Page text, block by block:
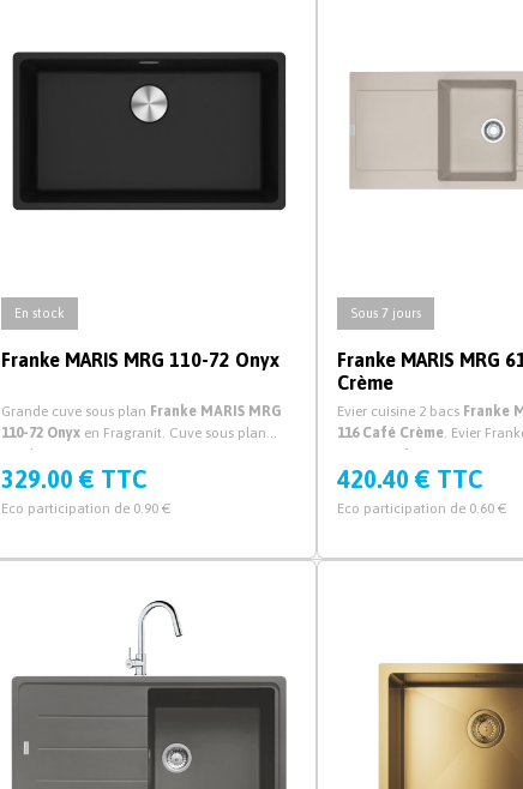
En stock
Franke MARIS MRG 110-72 Onyx
Grande cuve sous plan Franke MARIS MRG
110-72 Onyx en Fragranit. Cuve sous plan
Franke MARIS MRG 110-72 Onyx pour cuisine
avec vidage manuel ou automatique.
329.00 € TTC
Eco participation de 0.90 €
Sous 7 jours
Franke MARIS MRG
Crème
Evier cuisine 2 bacs Franke
116 Café Crème. Evier
611-116 Café Crème pour
avec vidage manuel et
420.40 € TTC
Eco participation de 0.60 €